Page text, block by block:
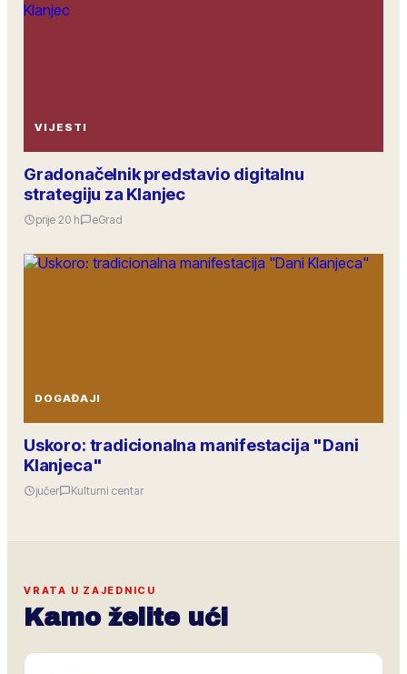
VIJESTI
Gradonačelnik predstavio digitalnu
strategiju za Klanjec
prije 20 h eGrad
DOGAĐAJI
Uskoro: tradicionalna manifestacija "Dani
Klanjeca"
jučer Kulturni centar
VRATA U ZAJEDNICU
Kamo želite ući